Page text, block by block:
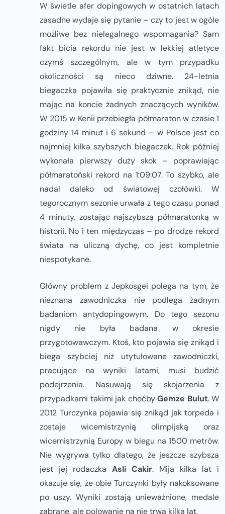
W świetle afer dopingowych w ostatnich latach
zasadne wydaje się pytanie – czy to jest w ogóle
możliwe bez nielegalnego wspomagania? Sam
fakt bicia rekordu nie jest w lekkiej atletyce
czymś szczególnym, ale w tym przypadku
okoliczności są nieco dziwne. 24-letnia
biegaczka pojawiła się praktycznie znikąd, nie
mając na koncie żadnych znaczących wyników.
W 2015 w Kenii przebiegła półmaraton w czasie 1
godziny 14 minut i 6 sekund – w Polsce jest co
najmniej kilka szybszych biegaczek. Rok później
wykonała pierwszy duży skok – poprawiając
półmaratoński rekord na 1:09:07. To szybko, ale
nadal daleko od światowej czołówki. W
tegorocznym sezonie urwała z tego czasu ponad
4 minuty, zostając najszybszą półmaratonką w
historii. No i ten międzyczas – po drodze rekord
świata na uliczną dychę, co jest kompletnie
niespotykane.
Główny problem z Jepkosgei polega na tym, że
nieznana zawodniczka nie podlega żadnym
badaniom antydopingowym. Do tego sezonu
nigdy nie była badana w okresie
przygotowawczym. Ktoś, kto pojawia się znikąd i
biega szybciej niż utytułowane zawodniczki,
pracujące na wyniki latami, musi budzić
podejrzenia. Nasuwają się skojarzenia z
przypadkami takimi jak choćbyGemze Bulut. W
2012 Turczynka pojawia się znikąd jak torpeda i
zostaje wicemistrzynią olimpijską oraz
wicemistrzynią Europy w biegu na 1500 metrów.
Nie wygrywa tylko dlatego, że jeszcze szybsza
jest jej rodaczka Asli Cakir. Mija kilka lat i
okazuje się, że obie Turczynki były nakoksowane
po uszy. Wyniki zostają unieważnione, medale
zabrane, ale polowanie na nie trwa kilka lat.